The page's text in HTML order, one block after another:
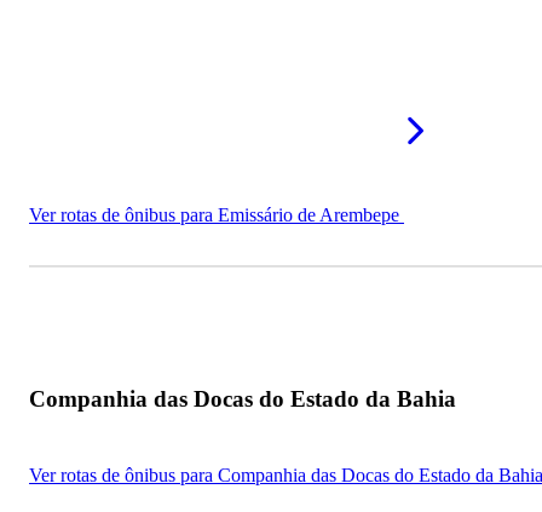
Ver rotas de ônibus para Emissário de Arembepe
Companhia das Docas do Estado da Bahia
Ver rotas de ônibus para Companhia das Docas do Estado da Bahia